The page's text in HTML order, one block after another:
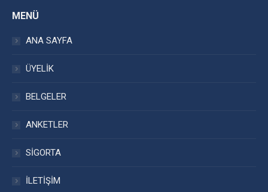
MENÜ
ANA SAYFA
ÜYELİK
BELGELER
ANKETLER
SİGORTA
İLETİŞİM